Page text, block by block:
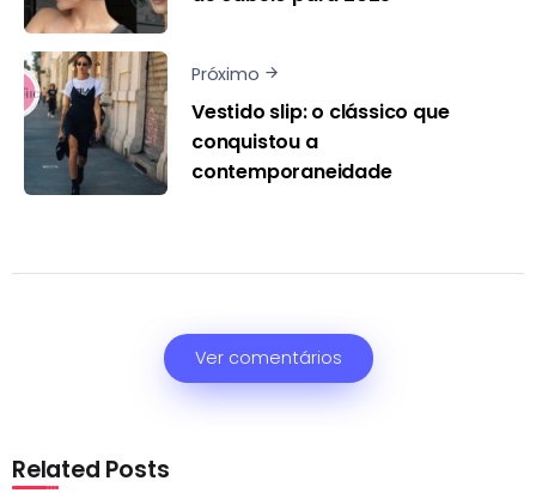
Próximo
Vestido slip: o clássico que
conquistou a
contemporaneidade
Ver comentários
Related Posts